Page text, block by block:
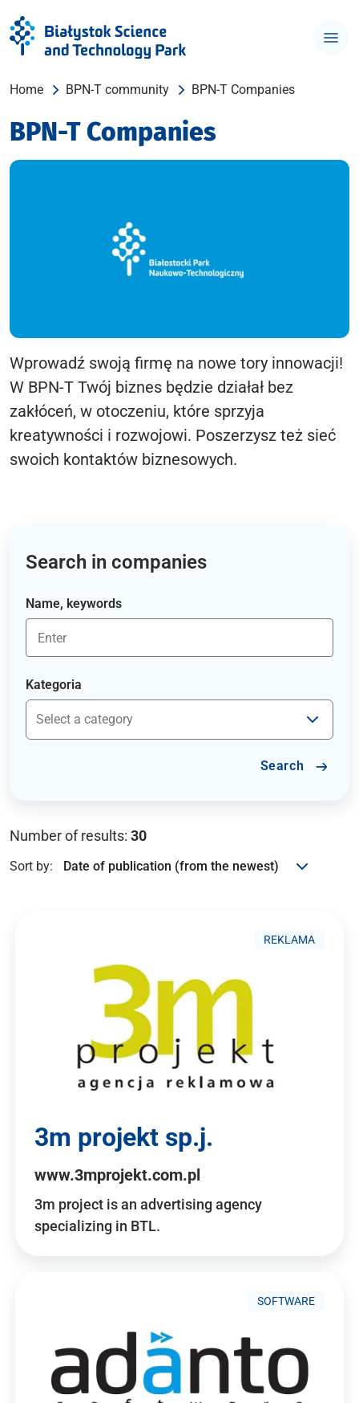
Home BPN-T community BPN-T Companies
BPN-T Companies
Wprowadź swoją firmę na nowe tory innowacji!
W BPN-T Twój biznes będzie działał bez
zakłóceń, w otoczeniu, które sprzyja
kreatywności i rozwojowi. Poszerzysz też sieć
swoich kontaktów biznesowych.
Search in companies
Name, keywords
Kategoria
Search
Number of results: 30
Sort by:
REKLAMA
3m projekt sp.j.
www.3mprojekt.com.pl
3m project is an advertising agency
specializing in BTL.
SOFTWARE